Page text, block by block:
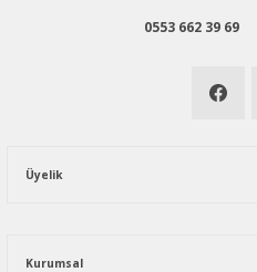
0553 662 39 69
Üyelik
Kurumsal